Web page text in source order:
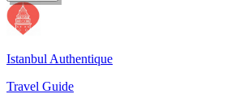
Istanbul Authentique
Travel Guide